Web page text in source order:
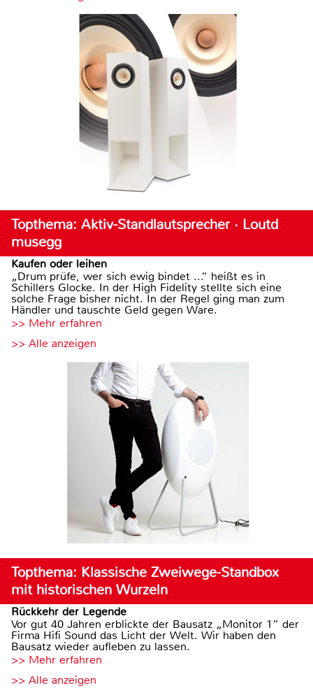
Topthema: Aktiv-Standlautsprecher · Loutd
musegg
Kaufen oder leihen
„Drum prüfe, wer sich ewig bindet ...“ heißt es in
Schillers Glocke. In der High Fidelity stellte sich eine
solche Frage bisher nicht. In der Regel ging man zum
Händler und tauschte Geld gegen Ware.
>> Mehr erfahren
>> Alle anzeigen
Topthema: Klassische Zweiwege-Standbox
mit historischen Wurzeln
Rückkehr der Legende
Vor gut 40 Jahren erblickte der Bausatz „Monitor 1“ der
Firma Hifi Sound das Licht der Welt. Wir haben den
Bausatz wieder aufleben zu lassen.
>> Mehr erfahren
>> Alle anzeigen